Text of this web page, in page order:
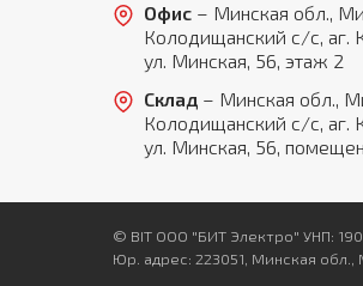
Офис– Минская обл.,
Колодищанский с/с, аг.
ул. Минская, 56, этаж 2
Склад– Минская обл.,
Колодищанский с/с, аг.
ул. Минская, 56,
© BIT ООО "БИТ Электро" УНП:
Юр. адрес: 223051, Минская